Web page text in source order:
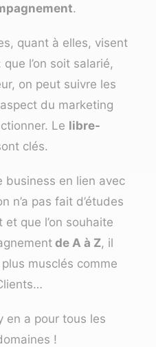
.
quant à elles, visent
l’on soit salarié,
on peut suivre les
du marketing
Le libre-
clés.
business en lien avec
n’a pas fait d’études
que l’on souhaite
de A à Z, il
musclés comme
en a pour tous les
!